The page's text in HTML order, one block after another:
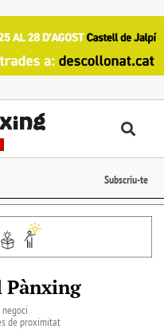
Subscriu-te
de proximitat